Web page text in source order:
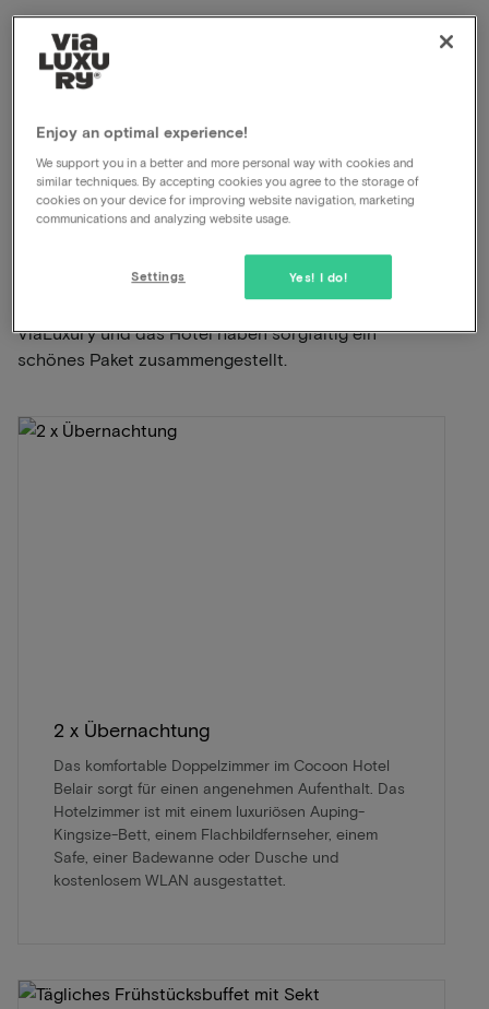
Inklusive Frühstück
King-Size-Bett
À-la-carte-Restaurant
Rue Buurschter-Plage Bourscheid-
Plage
Anzeigen auf der
Karte
Dieses Paket für 2 Personen beinhaltet
ViaLuxury und das Hotel haben sorgfältig ein
schönes Paket zusammengestellt.
2 x Übernachtung
Das komfortable Doppelzimmer im Cocoon Hotel
Belair sorgt für einen angenehmen Aufenthalt. Das
Hotelzimmer ist mit einem luxuriösen Auping-
Kingsize-Bett, einem Flachbildfernseher, einem
Safe, einer Badewanne oder Dusche und
kostenlosem WLAN ausgestattet.
Enjoy an optimal experience!
We support you in a better and more personal way with cookies and
similar techniques. By accepting cookies you agree to the storage of
cookies on your device for improving website navigation, marketing
communications and analyzing website usage.
Yes! I do!
Settings